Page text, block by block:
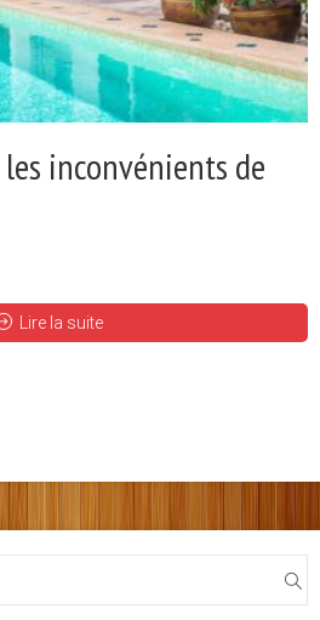
inconvénients de
Lire la suite